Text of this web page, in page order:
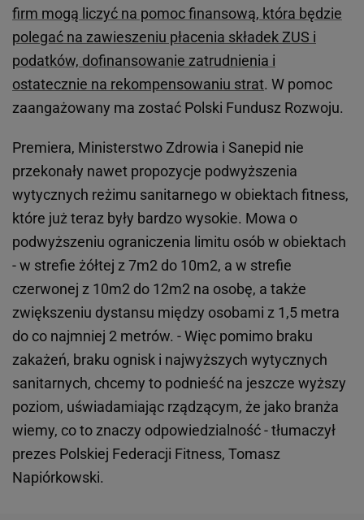
firm mogą liczyć na pomoc finansową, która będzie
polegać na zawieszeniu płacenia składek ZUS i
podatków, dofinansowanie zatrudnienia i
ostatecznie na rekompensowaniu strat. W pomoc
zaangażowany ma zostać Polski Fundusz Rozwoju.
Premiera, Ministerstwo Zdrowia i Sanepid nie
przekonały nawet propozycje podwyższenia
wytycznych reżimu sanitarnego w obiektach fitness,
które już teraz były bardzo wysokie. Mowa o
podwyższeniu ograniczenia limitu osób w obiektach
- w strefie żółtej z 7m2 do 10m2, a w strefie
czerwonej z 10m2 do 12m2 na osobę, a także
zwiększeniu dystansu między osobami z 1,5 metra
do co najmniej 2 metrów. - Więc pomimo braku
zakażeń, braku ognisk i najwyższych wytycznych
sanitarnych, chcemy to podnieść na jeszcze wyższy
poziom, uświadamiając rządzącym, że jako branża
wiemy, co to znaczy odpowiedzialność - tłumaczył
prezes Polskiej Federacji Fitness, Tomasz
Napiórkowski.